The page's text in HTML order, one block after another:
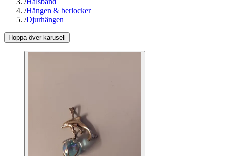
/Halsband
/Hängen & berlocker
/Djurhängen
Hoppa över karusell